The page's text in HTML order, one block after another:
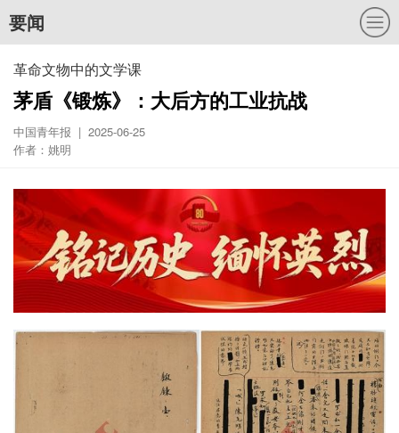
要闻
革命文物中的文学课
茅盾《锻炼》：大后方的工业抗战
中国青年报 | 2025-06-25
作者：姚明